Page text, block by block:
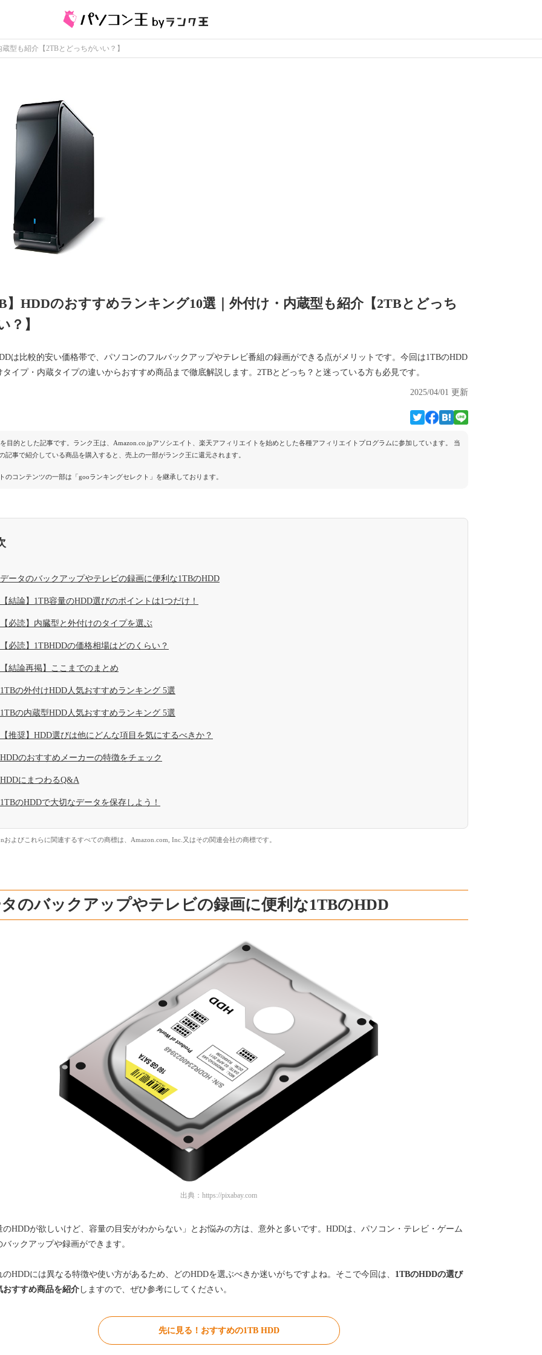
型も紹介【2TBとどっちがいい？】
】HDDのおすすめランキング10選｜外付け・内蔵型も紹介【2TBとどっち
？】
は比較的安い価格帯で、パソコンのフルバックアップやテレビ番組の録画ができる点がメリットです。今回は1TBのHDD
タイプ・内蔵タイプの違いからおすすめ商品まで徹底解説します。2TBとどっち？と迷っている方も必見です。
2025/04/01 更新
目的とした記事です。ランク王は、Amazon.co.jpアソシエイト、楽天アフィリエイトを始めとした各種アフィリエイトプログラムに参加しています。 当
記事で紹介している商品を購入すると、売上の一部がランク王に還元されます。
のコンテンツの一部は「gooランキングセレクト」を継承しております。
データのバックアップやテレビの録画に便利な1TBのHDD
【結論】1TB容量のHDD選びのポイントは1つだけ！
【必読】内臓型と外付けのタイプを選ぶ
【必読】1TBHDDの価格相場はどのくらい？
【結論再掲】ここまでのまとめ
1TBの外付けHDD人気おすすめランキング 5選
1TBの内蔵型HDD人気おすすめランキング 5選
【推奨】HDD選びは他にどんな項目を気にするべきか？
HDDのおすすめメーカーの特徴をチェック
HDDにまつわるQ&A
1TBのHDDで大切なデータを保存しよう！
およびこれらに関連するすべての商標は、Amazon.com, Inc.又はその関連会社の商標です。
のバックアップやテレビの録画に便利な1TBのHDD
出典： https://pixabay.com
のHDDが欲しいけど、容量の目安がわからない」とお悩みの方は、意外と多いです。HDDは、パソコン・テレビ・ゲーム
バックアップや録画ができます。
のHDDには異なる特徴や使い方があるため、どのHDDを選ぶべきか迷いがちですよね。そこで今回は、 1TBのHDDの選び
おすすめ商品を紹介 しますので、ぜひ参考にしてください。
先に見る！おすすめの1TB HDD